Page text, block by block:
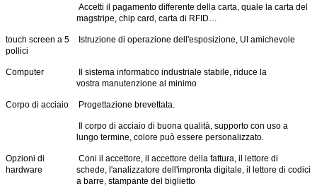
Invia
Accetti il pagamento differente della carta, quale la carta del
magstripe, chip card, carta di RFID…
touch screen a 5
pollici
Istruzione di operazione dell'esposizione, UI amichevole
Computer
Il sistema informatico industriale stabile, riduce la
vostra manutenzione al minimo
Corpo di acciaio Progettazione brevettata.
Il corpo di acciaio di buona qualità, supporto con uso a
lungo termine, colore può essere personalizzato.
Opzioni di
hardware
Coni il accettore, il accettore della fattura, il lettore di
schede, l'analizzatore dell'impronta digitale, il lettore di codici
a barre, stampante del biglietto